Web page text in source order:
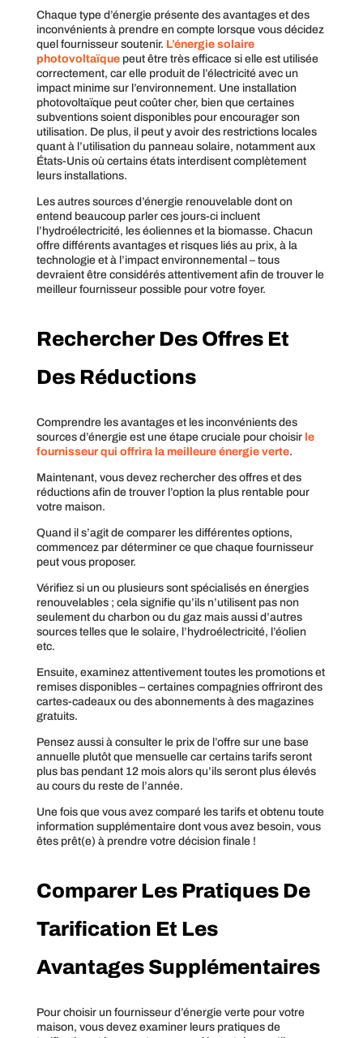
Chaque type d’énergie présente des avantages et des
inconvénients à prendre en compte lorsque vous décidez
quel fournisseur soutenir. L’énergie solaire
photovoltaïquepeut être très efficace si elle est utilisée
correctement, car elle produit de l’électricité avec un
impact minime sur l’environnement. Une installation
photovoltaïque peut coûter cher, bien que certaines
subventions soient disponibles pour encourager son
utilisation. De plus, il peut y avoir des restrictions locales
quant à l’utilisation du panneau solaire, notamment aux
États-Unis où certains états interdisent complètement
leurs installations.
Les autres sources d’énergie renouvelable dont on
entend beaucoup parler ces jours-ci incluent
l’hydroélectricité, les éoliennes et la biomasse. Chacun
offre différents avantages et risques liés au prix, à la
technologie et à l’impact environnemental – tous
devraient être considérés attentivement afin de trouver le
meilleur fournisseur possible pour votre foyer.
Rechercher Des Offres Et
Des Réductions
Comprendre les avantages et les inconvénients des
sources d’énergie est une étape cruciale pour choisir le
fournisseur qui offrira la meilleure énergie verte.
Maintenant, vous devez rechercher des offres et des
réductions afin de trouver l’option la plus rentable pour
votre maison.
Quand il s’agit de comparer les différentes options,
commencez par déterminer ce que chaque fournisseur
peut vous proposer.
Vérifiez si un ou plusieurs sont spécialisés en énergies
renouvelables ; cela signifie qu’ils n’utilisent pas non
seulement du charbon ou du gaz mais aussi d’autres
sources telles que le solaire, l’hydroélectricité, l’éolien
etc.
Ensuite, examinez attentivement toutes les promotions et
remises disponibles – certaines compagnies offriront des
cartes-cadeaux ou des abonnements à des magazines
gratuits.
Pensez aussi à consulter le prix de l’offre sur une base
annuelle plutôt que mensuelle car certains tarifs seront
plus bas pendant 12 mois alors qu’ils seront plus élevés
au cours du reste de l’année.
Une fois que vous avez comparé les tarifs et obtenu toute
information supplémentaire dont vous avez besoin, vous
êtes prêt(e) à prendre votre décision finale !
Comparer Les Pratiques De
Tarification Et Les
Avantages Supplémentaires
Pour choisir un fournisseur d’énergie verte pour votre
maison, vous devez examiner leurs pratiques de